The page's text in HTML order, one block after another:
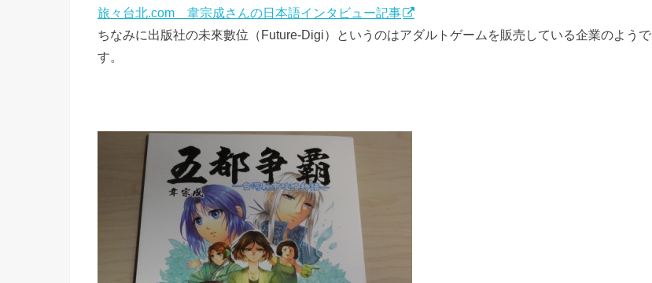
旅々台北.com 韋宗成さんの日本語インタビュー記事
ちなみに出版社の未來數位（Future-Digi）というのはアダルトゲームを販売している企業のようで
す。